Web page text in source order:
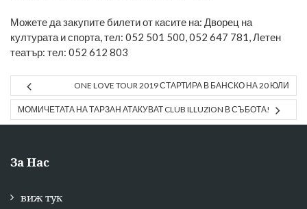
Можете да закупите билети от касите на: Дворец на
културата и спорта, тел: 052 501 500, 052 647 781, Летен
театър: тел: 052 612 803
ONE LOVE TOUR 2019 СТАРТИРА В БАНСКО НА 20 ЮЛИ
МОМИЧЕТАТА НА ТАРЗАН АТАКУВАТ CLUB ILLUZION В СЪБОТА!
За Нас
виж тук